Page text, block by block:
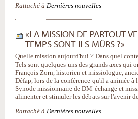
Rattaché à Dernières nouvelles
«LA MISSION DE PARTOUT
TEMPS SONT-ILS MÛRS ?»
Quelle mission aujourd'hui ? Dans quel
Tels sont quelques-uns des grands axes qui
François Zorn, historien et missiologue,
Défap, lors de la conférence qu'il a animée
Synode missionnaire de DM-échange et
alimenter et stimuler les débats sur l'avenir
Rattaché à Dernières nouvelles